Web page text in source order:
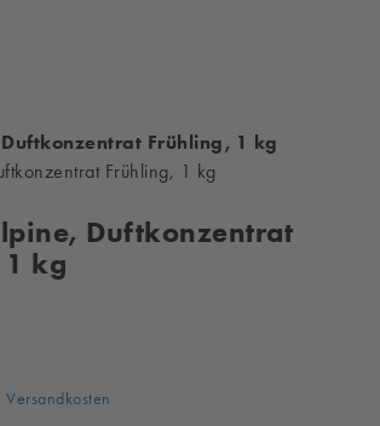
Frühling, 1 kg
Frühling, 1 kg
Duftkonzentrat
kg
Versandkosten